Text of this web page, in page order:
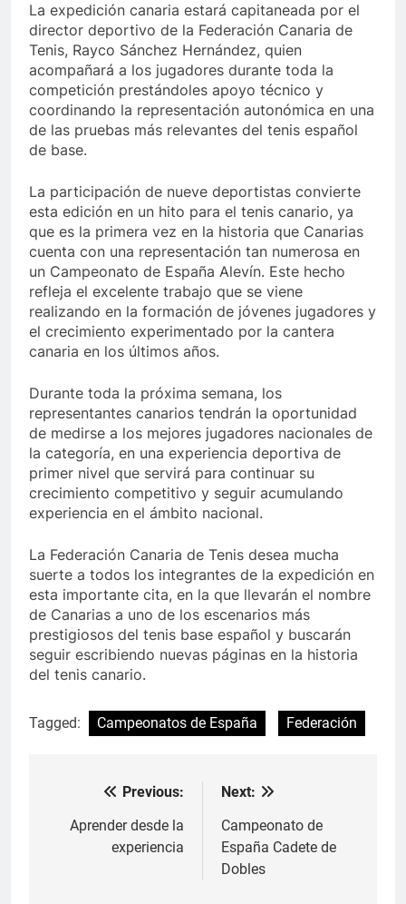
La expedición canaria estará capitaneada por el
director deportivo de la Federación Canaria de
Tenis, Rayco Sánchez Hernández, quien
acompañará a los jugadores durante toda la
competición prestándoles apoyo técnico y
coordinando la representación autonómica en una
de las pruebas más relevantes del tenis español
de base.
La participación de nueve deportistas convierte
esta edición en un hito para el tenis canario, ya
que es la primera vez en la historia que Canarias
cuenta con una representación tan numerosa en
un Campeonato de España Alevín. Este hecho
refleja el excelente trabajo que se viene
realizando en la formación de jóvenes jugadores y
el crecimiento experimentado por la cantera
canaria en los últimos años.
Durante toda la próxima semana, los
representantes canarios tendrán la oportunidad
de medirse a los mejores jugadores nacionales de
la categoría, en una experiencia deportiva de
primer nivel que servirá para continuar su
crecimiento competitivo y seguir acumulando
experiencia en el ámbito nacional.
La Federación Canaria de Tenis desea mucha
suerte a todos los integrantes de la expedición en
esta importante cita, en la que llevarán el nombre
de Canarias a uno de los escenarios más
prestigiosos del tenis base español y buscarán
seguir escribiendo nuevas páginas en la historia
del tenis canario.
Tagged: Campeonatos de España Federación
Navegación
de
entradas
Previous:
Aprender desde la
experiencia
Next:
Campeonato de
España Cadete de
Dobles